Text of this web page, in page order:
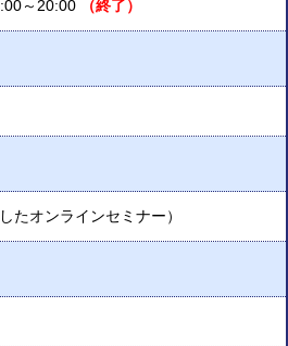
～20:00 （終了）
たオンラインセミナー）